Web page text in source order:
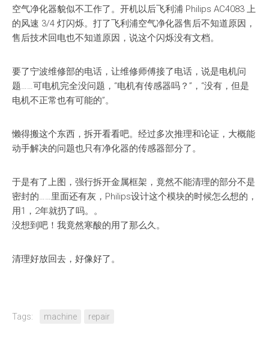
空气净化器貌似不工作了。开机以后飞利浦 Philips AC4083 上
的风速 3/4 灯闪烁。打了飞利浦空气净化器售后不知道原因，
售后技术回电也不知道原因，说这个闪烁没有文档。
要了宁波维修部的电话，让维修师傅接了电话，说是电机问
题……可电机完全没问题，“电机有传感器吗？”，“没有，但是
电机不正常也有可能的”。
懒得搬这个东西，拆开看看吧。经过多次推理和论证，大概能
动手解决的问题也只有净化器的传感器部分了。
于是有了上图，强行拆开金属框架，竟然不能清理的部分不是
密封的……里面还有灰，Philips设计这个模块的时候怎么想的，
用1，2年就扔了吗。。
没想到吧！我竟然寒酸的用了那么久。
清理好放回去，好像好了。
Tags: machine repair